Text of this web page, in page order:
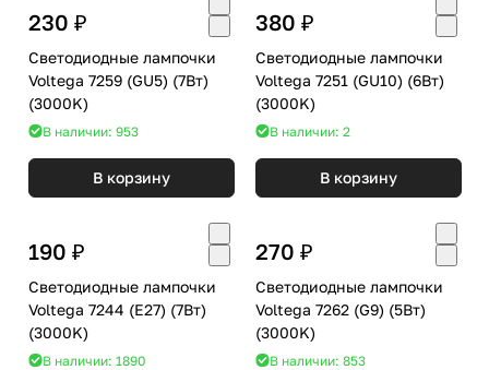
230 ₽
Светодиодные лампочки
Voltega 7259 (GU5) (7Вт)
(3000K)
В наличии: 953
В корзину
380 ₽
Светодиодные лампочки
Voltega 7251 (GU10) (6Вт)
(3000K)
В наличии: 2
В корзину
190 ₽
Светодиодные лампочки
Voltega 7244 (E27) (7Вт)
(3000K)
В наличии: 1890
270 ₽
Светодиодные лампочки
Voltega 7262 (G9) (5Вт)
(3000K)
В наличии: 853